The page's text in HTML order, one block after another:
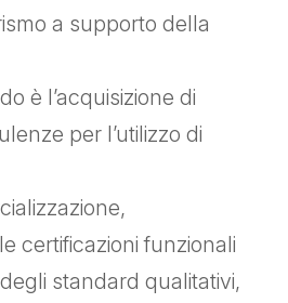
a supporto della
è l’acquisizione di
per l’utilizzo di
certificazioni funzionali
standard qualitativi,